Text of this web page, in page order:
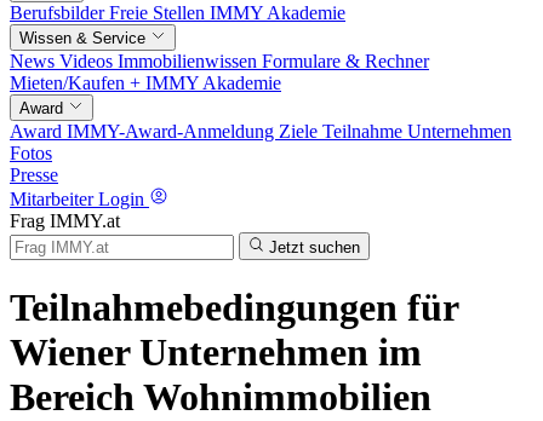
BerufsbilderFreie Stellen IMMY Akademie
Wissen & Service
News Videos Immobilienwissen Formulare & Rechner
Mieten/Kaufen + IMMY Akademie
Award
Award IMMY-Award-Anmeldung Ziele Teilnahme Unternehmen
Fotos
Presse
Mitarbeiter Login
Frag IMMY.at
Jetzt suchen
Teilnahmebedingungen für
Wiener Unternehmen im
Bereich Wohnimmobilien